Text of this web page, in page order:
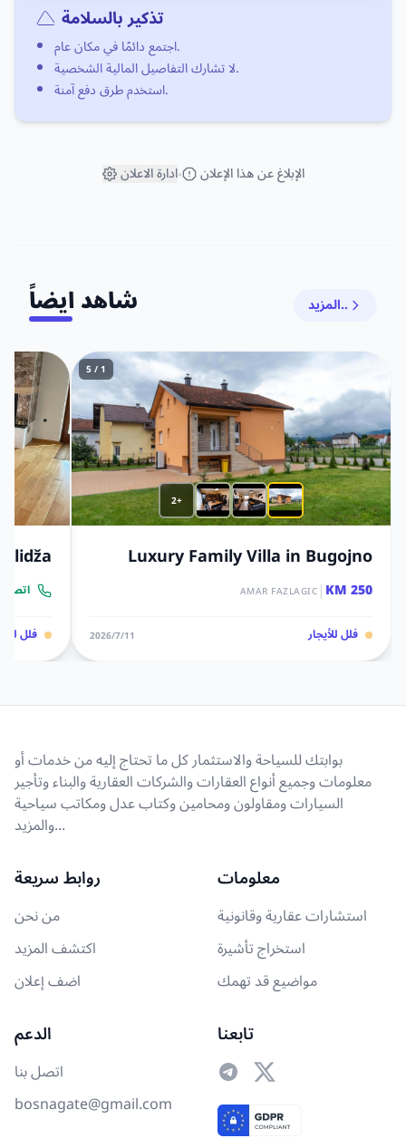
تذكير بالسلامة
اجتمع دائمًا في مكان عام.
لا تشارك التفاصيل المالية الشخصية.
استخدم طرق دفع آمنة.
ادارة الاعلان• الإبلاغ عن هذا الإعلان
شاهد ايضاً المزيد..
+2
1 / 5
Luxury Family Villa in Bugojno
250 KM
|
AMAR FAZLAGIC
فلل للأيجار 11‏/7‏/2026
Ilidža
اتصل
فلل
بوابتك للسياحة والاستثمار كل ما تحتاج إليه من خدمات أو
معلومات وجميع أنواع العقارات والشركات العقارية والبناء وتأجير
السيارات ومقاولون ومحامين وكتاب عدل ومكاتب سياحية
والمزيد...
روابط سريعة
من نحن
اكتشف المزيد
اضف إعلان
معلومات
استشارات عقارية وقانونية
استخراج تأشيرة
مواضيع قد تهمك
الدعم
اتصل بنا
bosnagate@gmail.com
تابعنا